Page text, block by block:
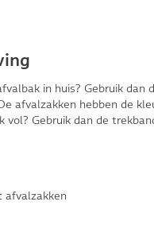
in huis? Gebruik
afvalzakken hebben de
vol? Gebruik dan de
afvalzakken